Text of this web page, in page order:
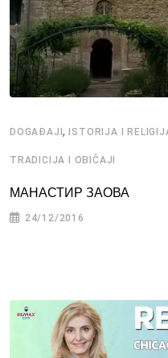
DOGAĐAJI,ISTORIJA I
TRADICIJA I OBIČAJI
МАНАСТИР ЗАОВА
24/12/2016